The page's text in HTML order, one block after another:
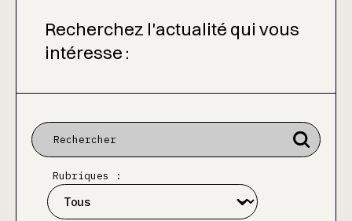
Recherchez l'actualité qui vous
intéresse :
Rubriques :